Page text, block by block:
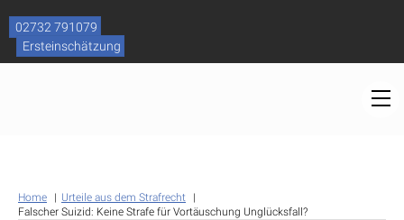
content
02732 791079
Ersteinschätzung
Home
Urteile aus dem Strafrecht
Falscher Suizid: Keine Strafe für Vortäuschung Unglücksfall?